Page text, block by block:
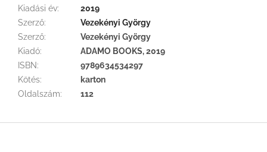
Kiadási év:
2019
Szerző:
Vezekényi György
Szerző:
Vezekényi György
Kiadó:
ADAMO BOOKS, 2019
ISBN:
9789634534297
Kötés:
karton
Oldalszám: 112